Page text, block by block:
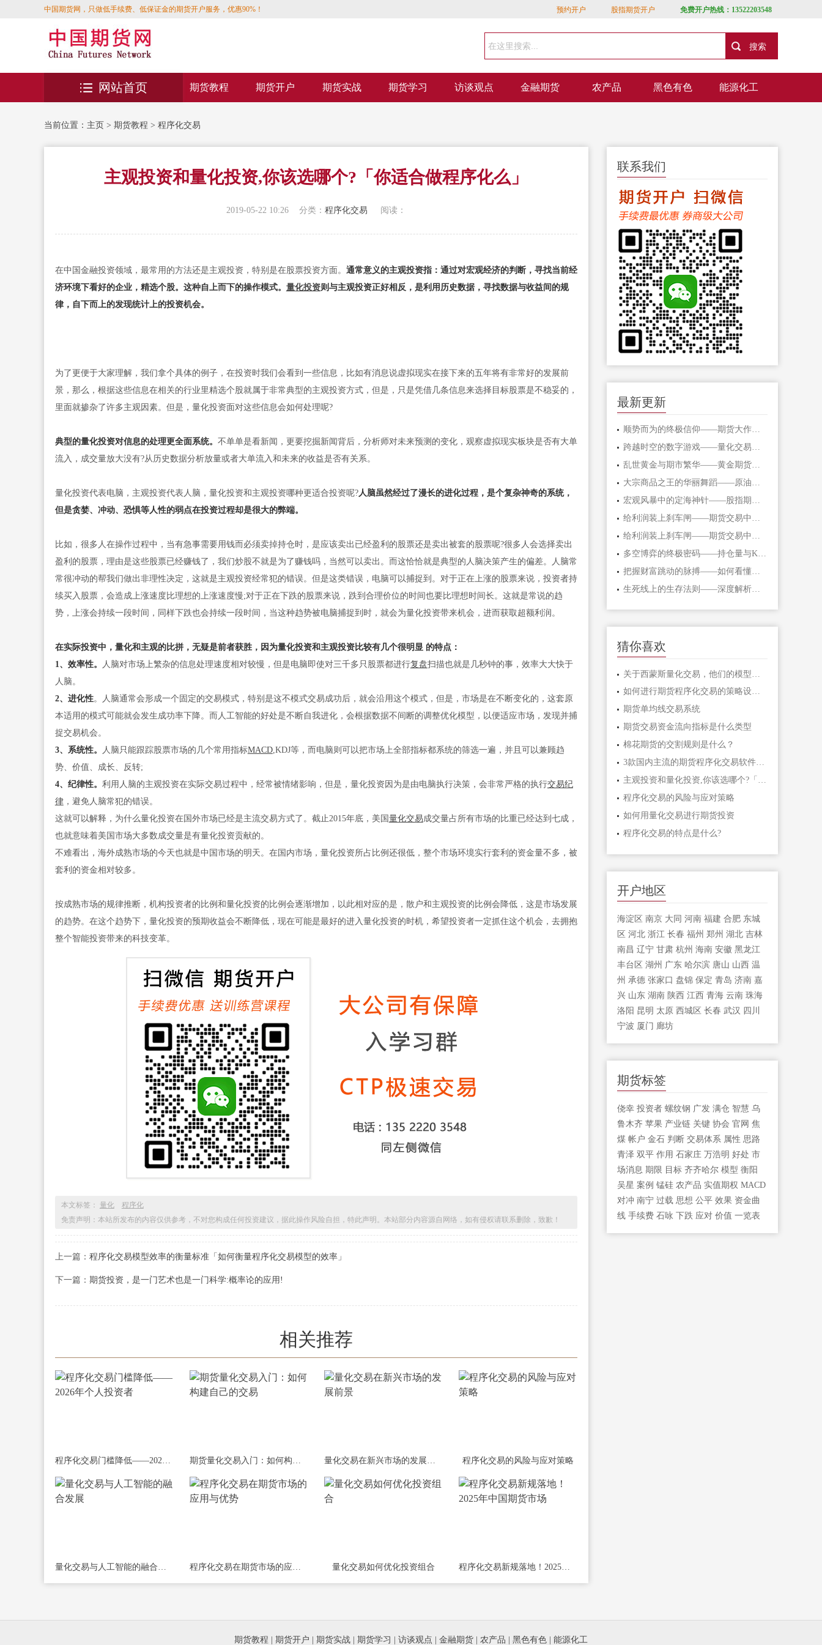
中国期货网，只做低手续费、低保证金的期货开户服务，优惠90%！ 预约开户 股指期货开户 免费开户热线：13522203548
期货教程 期货开户 期货实战 期货学习 访谈观点 金融期货 农产品 黑色有色 能源化工
网站首页
当前位置： 主页 > 期货教程 > 程序化交易
主观投资和量化投资,你该选哪个?「你适合做程序化么」
2019-05-22 10:26 分类： 程序化交易 阅读：
在中国金融投资领域，最常用的方法还是主观投资，特别是在股票投资方面。 通常意义的主观投资指：通过对宏观经济的判断，寻找当前经
济环境下看好的企业，精选个股。这种自上而下的操作模式。 量化投资则与主观投资正好相反，是利用历史数据，寻找数据与收益间的规
律，自下而上的发现统计上的投资机会。
为了更便于大家理解，我们拿个具体的例子，在投资时我们会看到一些信息，比如有消息说虚拟现实在接下来的五年将有非常好的发展前
景，那么，根据这些信息在相关的行业里精选个股就属于非常典型的主观投资方式，但是，只是凭借几条信息来选择目标股票是不稳妥的，
里面就掺杂了许多主观因素。但是，量化投资面对这些信息会如何处理呢?
典型的量化投资对信息的处理更全面系统。 不单单是看新闻，更要挖掘新闻背后，分析师对未来预测的变化，观察虚拟现实板块是否有大单
流入，成交量放大没有?从历史数据分析放量或者大单流入和未来的收益是否有关系。
量化投资代表电脑，主观投资代表人脑，量化投资和主观投资哪种更适合投资呢?人脑虽然经过了漫长的进化过程，是个复杂神奇的系统，
但是贪婪、冲动、恐惧等人性的弱点在投资过程却是很大的弊端。
比如，很多人在操作过程中，当有急事需要用钱而必须卖掉持仓时，是应该卖出已经盈利的股票还是卖出被套的股票呢?很多人会选择卖出
盈利的股票，理由是这些股票已经赚钱了，我们炒股不就是为了赚钱吗，当然可以卖出。而这恰恰就是典型的人脑决策产生的偏差。人脑常
常很冲动的帮我们做出非理性决定，这就是主观投资经常犯的错误。但是这类错误，电脑可以捕捉到。对于正在上涨的股票来说，投资者持
续买入股票，会造成上涨速度比理想的上涨速度慢;对于正在下跌的股票来说，跌到合理价位的时间也要比理想时间长。这就是常说的趋
势，上涨会持续一段时间，同样下跌也会持续一段时间，当这种趋势被电脑捕捉到时，就会为量化投资带来机会，进而获取超额利润。
在实际投资中，量化和主观的比拼，无疑是前者获胜，因为量化投资和主观投资比较有几个很明显 的特点：
1、效率性。
人脑对市场上繁杂的信息处理速度相对较慢，但是电脑即使对三千多只股票都进行复盘扫描也就是几秒钟的事，效率大大快于
人脑。
2、进化性。人脑通常会形成一个固定的交易模式，特别是这不模式交易成功后，就会沿用这个模式，但是，市场是在不断变化的，这套原
本适用的模式可能就会发生成功率下降。而人工智能的好处是不断自我进化，会根据数据不间断的调整优化模型，以便适应市场，发现并捕
捉交易机会。
3、系统性。
人脑只能跟踪股票市场的几个常用指标MACD,KDJ等，而电脑则可以把市场上全部指标都系统的筛选一遍，并且可以兼顾趋
势、价值、成长、反转;
4、纪律性。 利用人脑的主观投资在实际交易过程中，经常被情绪影响，但是，量化投资因为是由电脑执行决策，会非常严格的执行交易纪
律，避免人脑常犯的错误。
这就可以解释，为什么量化投资在国外市场已经是主流交易方式了。截止2015年底，美国量化交易成交量占所有市场的比重已经达到七成，
也就意味着美国市场大多数成交量是有量化投资贡献的。
不难看出，海外成熟市场的今天也就是中国市场的明天。在国内市场，量化投资所占比例还很低，整个市场环境实行套利的资金量不多，被
套利的资金相对较多。
按成熟市场的规律推断，机构投资者的比例和量化投资的比例会逐渐增加，以此相对应的是，散户和主观投资的比例会降低，这是市场发展
的趋势。在这个趋势下，量化投资的预期收益会不断降低，现在可能是最好的进入量化投资的时机，希望投资者一定抓住这个机会，去拥抱
整个智能投资带来的科技变革。
本文标签： 量化
程序化
免责声明：本站所发布的内容仅供参考，不对您构成任何投资建议，据此操作风险自担，特此声明。本站部分内容源自网络，如有侵权请联系删除，致歉！
上一篇： 程序化交易模型效率的衡量标准「如何衡量程序化交易模型的效率」
下一篇： 期货投资，是一门艺术也是一门科学:概率论的应用!
相关推荐
程序化交易的风险与应对策略
量化交易如何优化投资组合 程序化交易新规落地！2025年中国期货市场
联系我们
最新更新
顺势而为的终极信仰——期货大作手的修
跨越时空的数字游戏——量化交易在期货
乱世黄金与期市繁华——黄金期货的避险
大宗商品之王的华丽舞蹈——原油期货的
宏观风暴中的定海神针——股指期货的对
给利润装上刹车闸——期货交易中不可逾
把握财富跳动的脉搏——如何看懂期货主
生死线上的生存法则——深度解析期货爆
猜你喜欢
如何进行期货程序化交易的策略设计？
期货单均线交易系统
期货交易资金流向指标是什么类型
棉花期货的交割规则是什么？
3款国内主流的期货程序化交易软件的优缺
主观投资和量化投资,你该选哪个?「你适
程序化交易的风险与应对策略
如何用量化交易进行期货投资
程序化交易的特点是什么?
开户地区
海淀区 南京 大同 河南 福建 合肥 东城
区 河北 浙江 长春 福州 郑州 湖北 吉林
南昌 辽宁 甘肃 杭州 海南 安徽 黑龙江
丰台区 湖州 广东 哈尔滨 唐山 山西 温
州 承德 张家口 盘锦 保定 青岛 济南 嘉
兴 山东 湖南 陕西 江西 青海 云南 珠海
洛阳 昆明 太原 西城区 长春 武汉 四川
宁波 厦门 廊坊
期货标签
侥幸 投资者 螺纹钢 广发 满仓 智慧 乌
鲁木齐 苹果 产业链 关键 协会 官网 焦
煤 帐户 金石 判断 交易体系 属性 思路
青泽 双平 作用 石家庄 万浩明 好处 市
场消息 期限 目标 齐齐哈尔 模型 衡阳
吴星 案例 锰硅 农产品 实值期权 MACD
对冲 南宁 过载 思想 公平 效果 资金曲
线 手续费 石咏 下跌 应对 价值 一览表
期货教程 | 期货开户 | 期货实战 | 期货学习 | 访谈观点 | 金融期货 | 农产品 | 黑色有色 | 能源化工